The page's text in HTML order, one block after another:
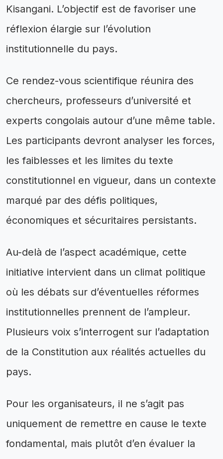
Kisangani. L’objectif est de favoriser une
réflexion élargie sur l’évolution
institutionnelle du pays.
Ce rendez-vous scientifique réunira des
chercheurs, professeurs d’université et
experts congolais autour d’une même table.
Les participants devront analyser les forces,
les faiblesses et les limites du texte
constitutionnel en vigueur, dans un contexte
marqué par des défis politiques,
économiques et sécuritaires persistants.
Au-delà de l’aspect académique, cette
initiative intervient dans un climat politique
où les débats sur d’éventuelles réformes
institutionnelles prennent de l’ampleur.
Plusieurs voix s’interrogent sur l’adaptation
de la Constitution aux réalités actuelles du
pays.
Pour les organisateurs, il ne s’agit pas
uniquement de remettre en cause le texte
fondamental, mais plutôt d’en évaluer la